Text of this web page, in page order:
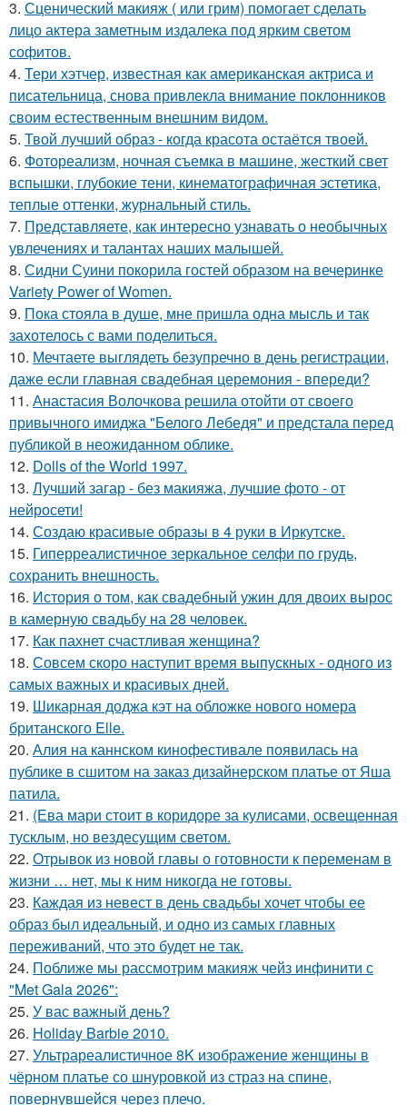
3. Сценический макияж ( или грим) помогает сделать
лицо актера заметным издалека под ярким светом
софитов.
4. Тери хэтчер, известная как американская актриса и
писательница, снова привлекла внимание поклонников
своим естественным внешним видом.
5. Твой лучший образ - когда красота остаётся твоей.
6. Фотореализм, ночная съемка в машине, жесткий свет
вспышки, глубокие тени, кинематографичная эстетика,
теплые оттенки, журнальный стиль.
7. Представляете, как интересно узнавать о необычных
увлечениях и талантах наших малышей.
8. Сидни Суини покорила гостей образом на вечеринке
Variety Power of Women.
9. Пока стояла в душе, мне пришла одна мысль и так
захотелось с вами поделиться.
10. Мечтаете выглядеть безупречно в день регистрации,
даже если главная свадебная церемония - впереди?
11. Анастасия Волочкова решила отойти от своего
привычного имиджа "Белого Лебедя" и предстала перед
публикой в неожиданном облике.
12. Dolls of the World 1997.
13. Лучший загар - без макияжа, лучшие фото - от
нейросети!
14. Создаю красивые образы в 4 руки в Иркутске.
15. Гиперреалистичное зеркальное селфи по грудь,
сохранить внешность.
16. История о том, как свадебный ужин для двоих вырос
в камерную свадьбу на 28 человек.
17. Как пахнет счастливая женщина?
18. Совсем скоро наступит время выпускных - одного из
самых важных и красивых дней.
19. Шикарная доджа кэт на обложке нового номера
британского Elle.
20. Алия на каннском кинофестивале появилась на
публике в сшитом на заказ дизайнерском платье от Яша
патила.
21. (Ева мари стоит в коридоре за кулисами, освещенная
тусклым, но вездесущим светом.
22. Отрывок из новой главы о готовности к переменам в
жизни … нет, мы к ним никогда не готовы.
23. Каждая из невест в день свадьбы хочет чтобы ее
образ был идеальный, и одно из самых главных
переживаний, что это будет не так.
24. Поближе мы рассмотрим макияж чейз инфинити с
"Met Gala 2026":
25. У вас важный день?
26. Holiday Barbie 2010.
27. Ультрареалистичное 8K изображение женщины в
чёрном платье со шнуровкой из страз на спине,
повернувшейся через плечо.